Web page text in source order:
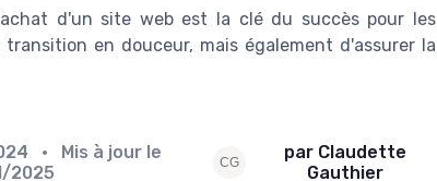
d'un site web est la clé du succès pour les
en douceur, mais également d'assurer la
• Mis à jour le
2025
par Claudette
Gauthier